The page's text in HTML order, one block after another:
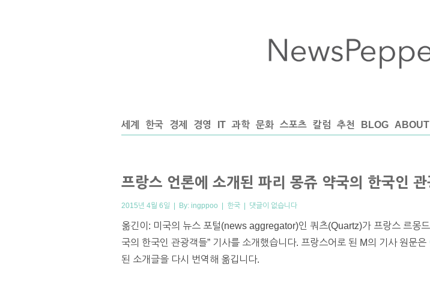
세계 한국 경제 경영 IT 과학 문화 스포츠 칼럼 추천 BLOG ABOUT
프랑스 언론에 소개된 파리 몽쥬 약국의 한국인 관
2015년 4월 6일 | By: ingppoo | 한국 | 댓글이 없습니다
옮긴이: 미국의 뉴스 포털(news aggregator)인 쿼츠(Quartz)가 프랑스 르몽
국의 한국인 관광객들” 기사를 소개했습니다. 프랑스어로 된 M의 기사 원문은
된 소개글을 다시 번역해 옮깁니다.